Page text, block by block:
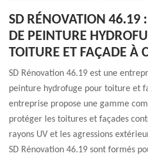
SD RÉNOVATION 46.19
DE PEINTURE
TOITURE ET FAÇADE À
SD Rénovation 46.19 est une
peinture hydrofuge pour toiture et
entreprise propose une gamme
protéger les toitures et façades
rayons UV et les agressions
SD Rénovation 46.19 sont formés